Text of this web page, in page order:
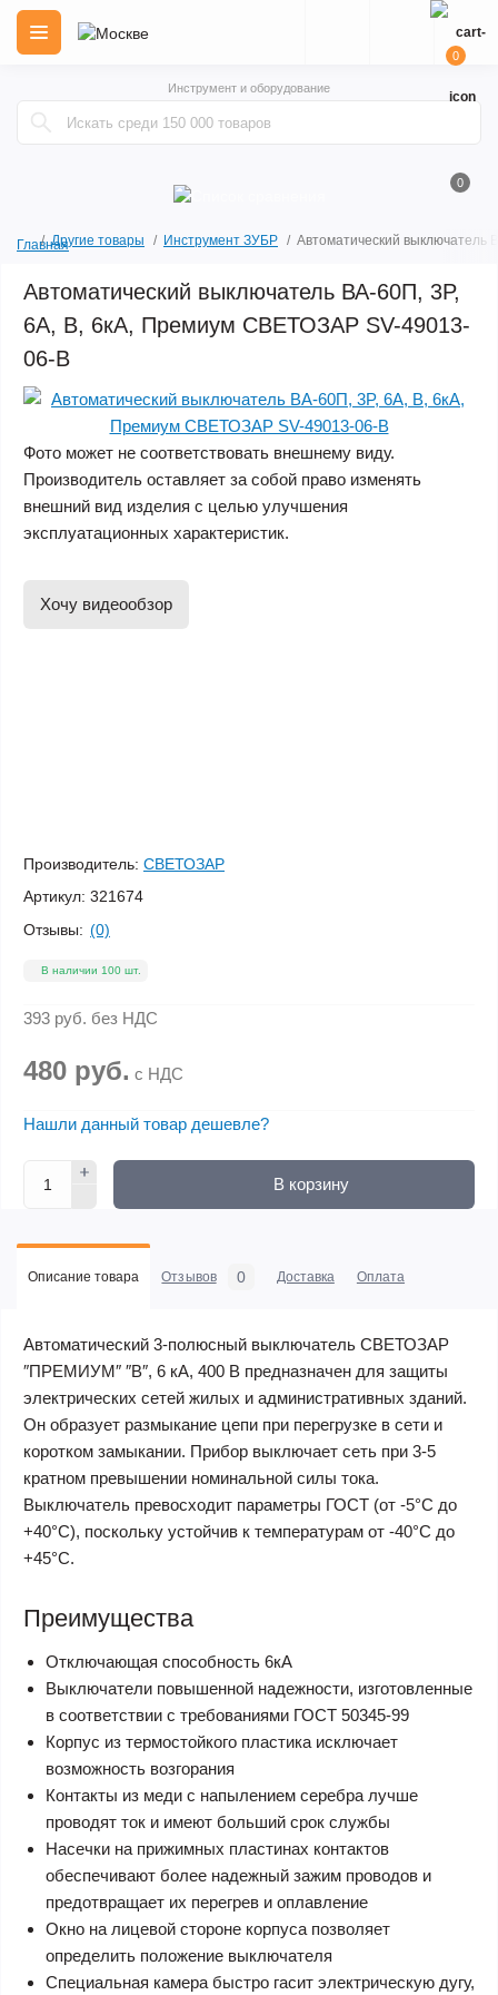
Инструмент и оборудование
0
0
ГлавнаяДругие товары Инструмент ЗУБР Автоматический
Автоматический выключатель ВА-60П, 3P,
6А, B, 6кА, Премиум СВЕТОЗАР SV-49013-
06-B
Фото может не соответствовать внешнему виду.
Производитель оставляет за собой право изменять
внешний вид изделия с целью улучшения
эксплуатационных характеристик.
Хочу видеообзор
Производитель: СВЕТОЗАР
Артикул: 321674
Отзывы: (0)
В наличии 100 шт.
393 руб. без НДС
480 руб. с НДС
Нашли данный товар дешевле?
В корзину
Описание товара Отзывов 0 Доставка Оплата
Автоматический 3-полюсный выключатель СВЕТОЗАР
″ПРЕМИУМ″ ″B″, 6 кА, 400 В предназначен для защиты
электрических сетей жилых и административных зданий.
Он образует размыкание цепи при перегрузке в сети и
коротком замыкании. Прибор выключает сеть при 3-5
кратном превышении номинальной силы тока.
Выключатель превосходит параметры ГОСТ (от -5°С до
+40°С), поскольку устойчив к температурам от -40°С до
+45°С.
Преимущества
Отключающая способность 6кА
Выключатели повышенной надежности, изготовленные
в соответствии с требованиями ГОСТ 50345-99
Корпус из термостойкого пластика исключает
возможность возгорания
Контакты из меди с напылением серебра лучше
проводят ток и имеют больший срок службы
Насечки на прижимных пластинах контактов
обеспечивают более надежный зажим проводов и
предотвращает их перегрев и оплавление
Окно на лицевой стороне корпуса позволяет
определить положение выключателя
Специальная камера быстро гасит электрическую дугу,